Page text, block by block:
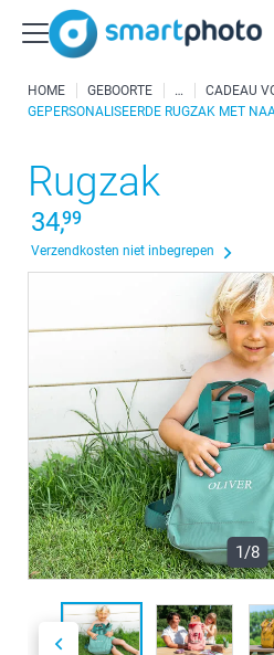
HOME GEBOORTE
CADEAU
GEPERSONALISEERDE RUGZAK MET
Rugzak
34,99
Verzendkosten niet inbegrepen
1/8